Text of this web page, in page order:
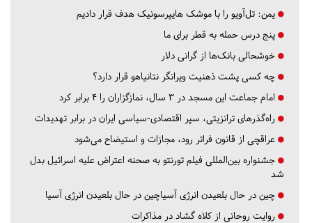
یمن: تل‌آویو را با موشک هایپرسونیک هدف قرار دادیم
پنج درس‌ حمله به قطر برای ما
خوشحالی بانک‌ها از گرانی دلار
چه کسی پشت ذهنیت ویرانگر نتانیاهو قرار دارد؟
امام جماعت این مسجد در ۳ سال، نمازگزاران را ۴ برابر کرد
راه‌گذرهای ترانزیتی، سپر اقتصادی-سیاسی ایران در برابر تهدیدات
عراقچی از قانون فراتر رود، مجازات و استیضاح می‌شود
جشنواره بین‌المللی فیلم تورنتو به صحنه اعتراض علیه اسرائیل بدل
شد
چین در حال بلعیدن انرژی آسیاچین در حال بلعیدن انرژی آسیا
روایت روحانی از کلاه گشاد در مذاکرات